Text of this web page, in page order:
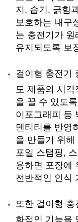
지, 습기, 긁힘
보호하는 내구
는 충전기가
유지되도록 보
걸이형 충전기
도 제품의 시
을 끌 수 있도
이포그래피 등
덴티티를 반영
을 만들기 위해
포일 스탬핑,
용하면 포장에
전반적인 인식
또한 걸이형
화적인 기능을